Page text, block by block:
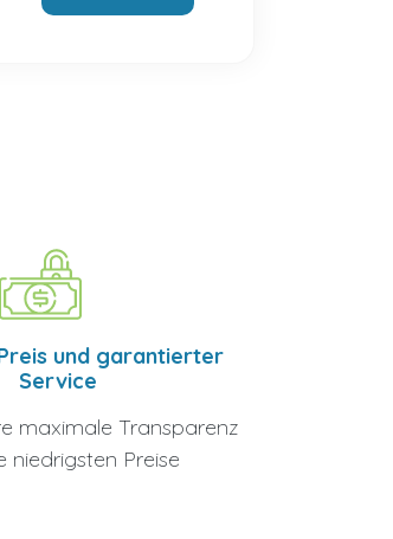
und garantierter
Service
maximale Transparenz
niedrigsten Preise